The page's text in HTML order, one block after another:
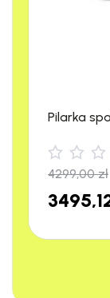
Pilarka
4299,00zł